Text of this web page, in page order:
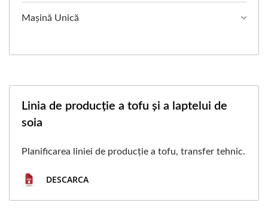
Mașină Unică
Linia de producție a tofu și a laptelui de
soia
Planificarea liniei de producție a tofu, transfer tehnic.
DESCARCA